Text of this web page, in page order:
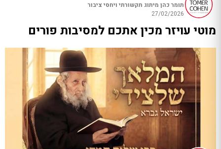
תומר כהן מיתוג תקשורתי ויחסי ציבור
27/02/2026
מוטי עויזר מכין אתכם למסיבות פורים